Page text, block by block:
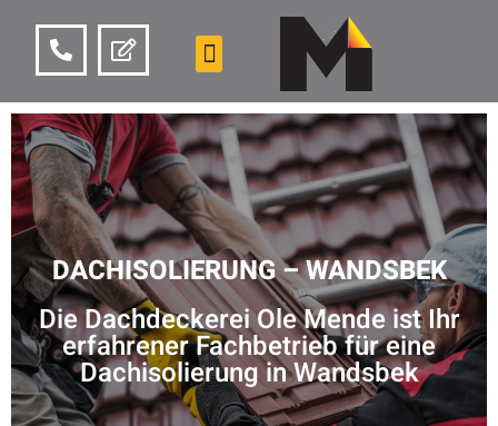
DACHISOLIERUNG – WANDSBEK
Die Dachdeckerei Ole Mende ist Ihr
erfahrener Fachbetrieb für eine
Dachisolierung in Wandsbek